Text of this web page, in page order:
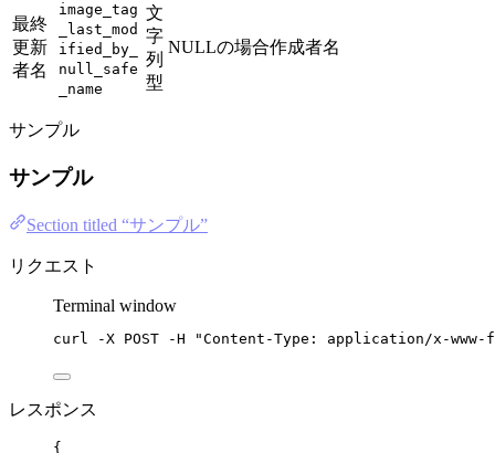
最終
更新
者名
image_tag
_last_mod
ified_by_
null_safe
_name
文
字
列
型
NULLの場合作成者名
サンプル
サンプル
Section titled “サンプル”
リクエスト
Terminal window
curl -X POST -H "Content-Type: application/x-www-
レスポンス
{